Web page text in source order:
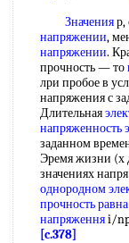
Значенияр,
напряжении,
напряжении.
прочность — то
лри пробое в
напряжения с
Длительная
напряженность
заданном
Эремя жизни (х
значениях
однородном
прочностьравна
напряженняi/
[c.378]